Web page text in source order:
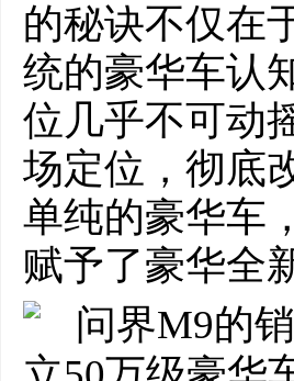
的秘诀不仅在
统的豪华车认
位几乎不可动
场定位，彻底
单纯的豪华车
赋予了豪华全